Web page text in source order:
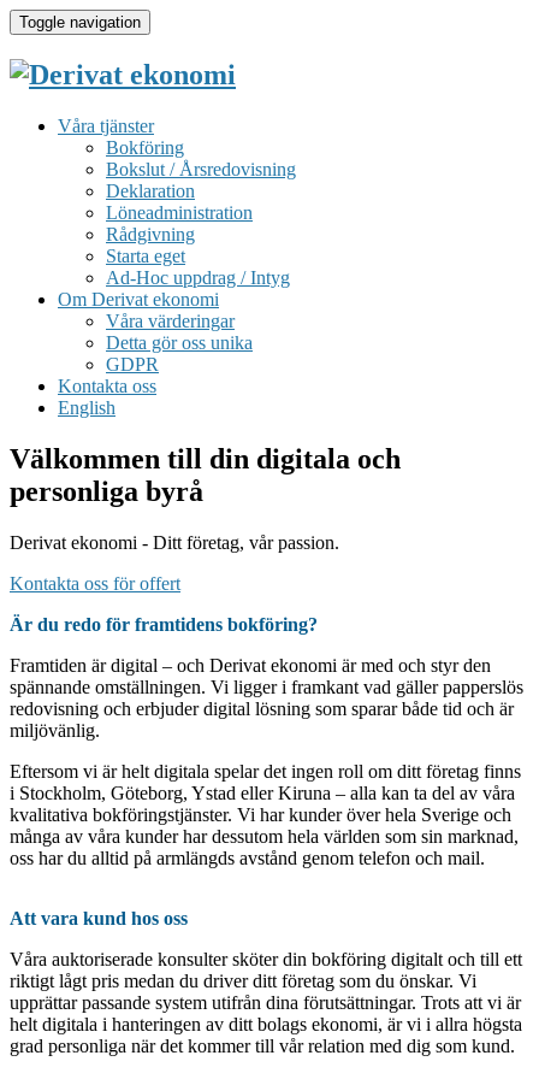
Toggle navigation
Våra tjänster
Bokföring
Bokslut / Årsredovisning
Deklaration
Löneadministration
Rådgivning
Starta eget
Ad-Hoc uppdrag / Intyg
Om Derivat ekonomi
Våra värderingar
Detta gör oss unika
GDPR
Kontakta oss
English
Välkommen till din digitala och
personliga byrå
Derivat ekonomi - Ditt företag, vår passion.
Kontakta oss för offert
Är du redo för framtidens bokföring?
Framtiden är digital – och Derivat ekonomi är med och styr den
spännande omställningen. Vi ligger i framkant vad gäller papperslös
redovisning och erbjuder digital lösning som sparar både tid och är
miljövänlig.
Eftersom vi är helt digitala spelar det ingen roll om ditt företag finns
i Stockholm, Göteborg, Ystad eller Kiruna – alla kan ta del av våra
kvalitativa bokföringstjänster. Vi har kunder över hela Sverige och
många av våra kunder har dessutom hela världen som sin marknad,
oss har du alltid på armlängds avstånd genom telefon och mail.
Att vara kund hos oss
Våra auktoriserade konsulter sköter din bokföring digitalt och till ett
riktigt lågt pris medan du driver ditt företag som du önskar. Vi
upprättar passande system utifrån dina förutsättningar. Trots att vi är
helt digitala i hanteringen av ditt bolags ekonomi, är vi i allra högsta
grad personliga när det kommer till vår relation med dig som kund.